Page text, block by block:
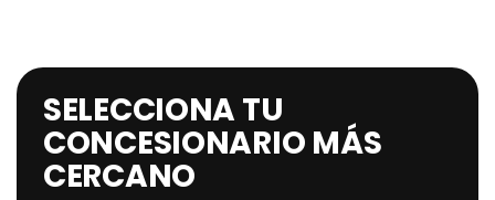
SELECCIONA TU
CONCESIONARIO MÁS
CERCANO